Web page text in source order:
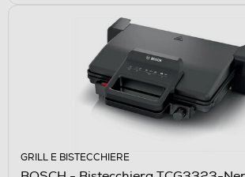
GRILL E BISTECCHIERE